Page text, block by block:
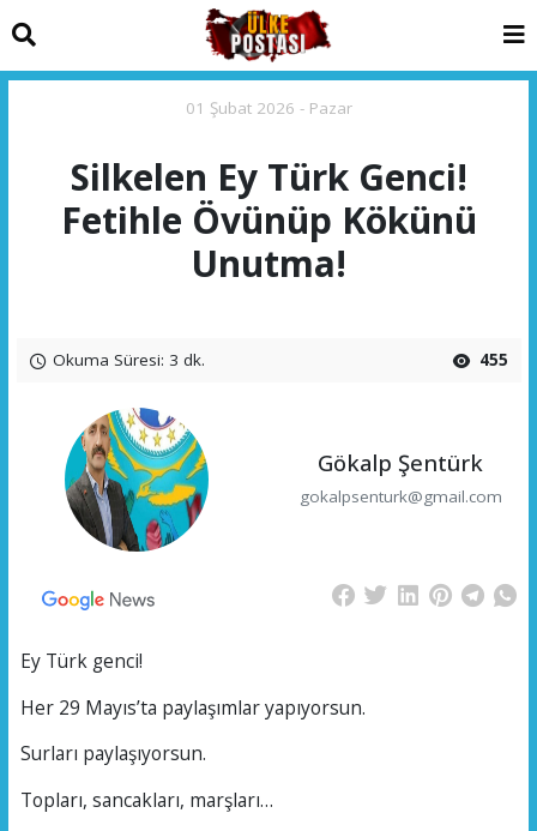
01 Şubat 2026 - Pazar
Silkelen Ey Türk Genci!
Fetihle Övünüp Kökünü
Unutma!
Okuma Süresi: 3 dk. 455
Gökalp Şentürk
gokalpsenturk@gmail.com
Ey Türk genci!
Her 29 Mayıs’ta paylaşımlar yapıyorsun.
Surları paylaşıyorsun.
Topları, sancakları, marşları…